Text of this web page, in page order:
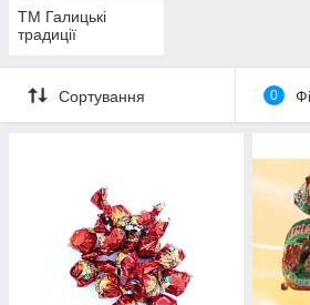
ТМ Галицькі
традиції
Сортування 0